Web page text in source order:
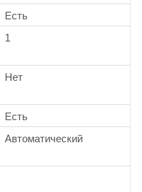
Есть
1
Нет
Есть
Автоматический